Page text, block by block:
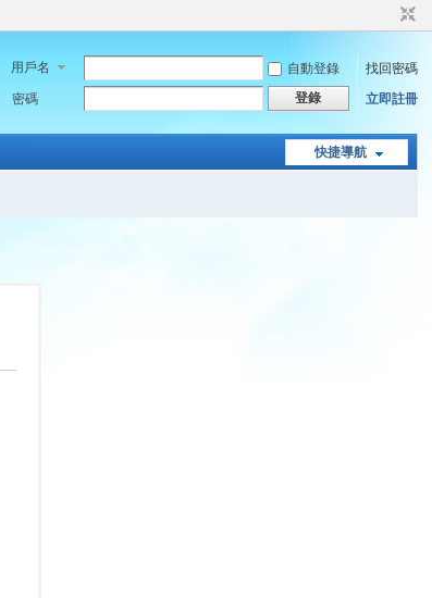
用戶名 自動登錄
找回密碼
密碼
登錄 立即註冊
快捷導航